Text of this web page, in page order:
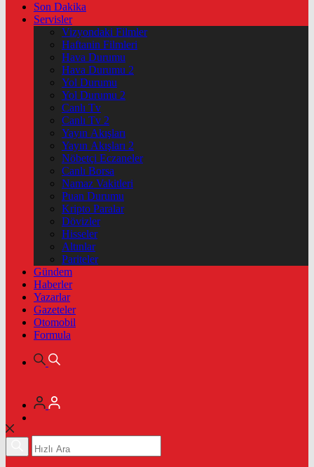
Son Dakika
Servisler
Vizyondaki Filmler
Haftanin Filmleri
Hava Durumu
Hava Durumu 2
Yol Durumu
Yol Durumu 2
Canlı Tv
Canlı Tv 2
Yayın Akışları
Yayın Akışları 2
Nöbetçi Eczaneler
Canlı Borsa
Namaz Vakitleri
Puan Durumu
Kripto Paralar
Dövizler
Hisseler
Altınlar
Pariteler
Gündem
Haberler
Yazarlar
Gazeteler
Otomobil
Formula